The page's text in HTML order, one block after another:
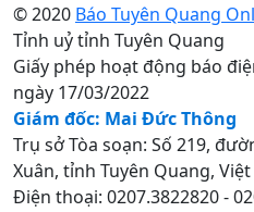
© 2020 Báo Tuyên Quang
Tỉnh uỷ tỉnh Tuyên Quang
Giấy phép hoạt động báo
ngày 17/03/2022
Giám đốc: Mai Đức Thông
Trụ sở Tòa soạn: Số 219,
Xuân, tỉnh Tuyên Quang,
Điện thoại: 0207.3822820 -